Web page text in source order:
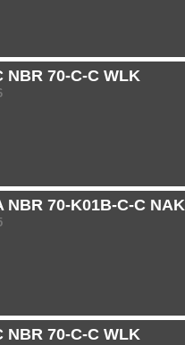
70-C-C WLK
70-K01B-C-C NAK
70-C-C WLK